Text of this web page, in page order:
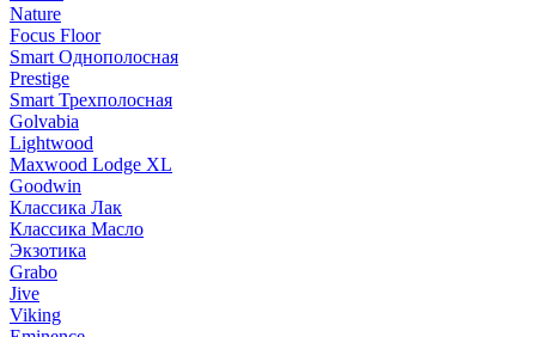
Nature
Focus Floor
Smart Однополосная
Prestige
Smart Трехполосная
Golvabia
Lightwood
Maxwood Lodge XL
Goodwin
Классика Лак
Классика Масло
Экзотика
Grabo
Jive
Viking